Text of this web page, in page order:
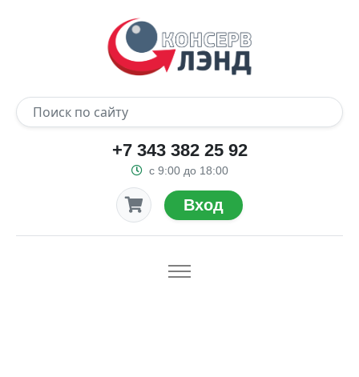
+7 343 382 25 92
с 9:00 до 18:00
Вход